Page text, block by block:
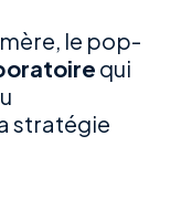
le pop-
qui
stratégie